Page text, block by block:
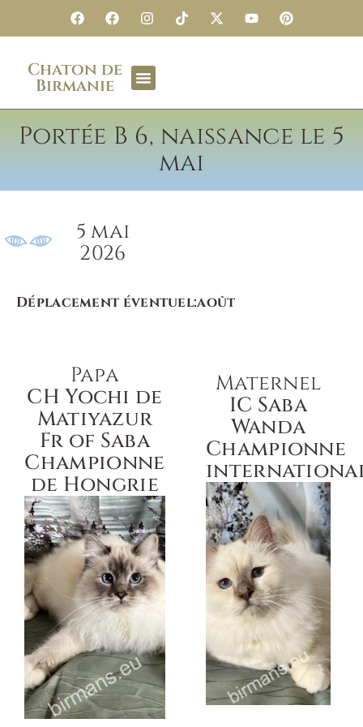
Chaton de
Birmanie
Portée B 6, naissance le 5
mai
5 mai
2026
Déplacement éventuel:août
Papa
CH Yochi de
Matiyazur
Fr of Saba
Championne
de Hongrie
Maternel
IC Saba
Wanda
Championne